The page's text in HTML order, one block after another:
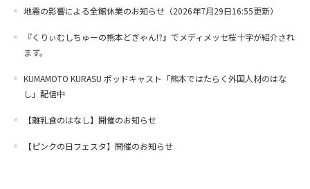
地震の影響による全館休業のお知らせ（2026年7月29日16:55更新）
『くりぃむしちゅーの熊本どぎゃん!?』でメディメッセ桜十字が紹介され
ます。
KUMAMOTO KURASU ポッドキャスト「熊本ではたらく外国人材のはな
し」配信中
【離乳食のはなし】開催のお知らせ
【ピンクの日フェスタ】開催のお知らせ